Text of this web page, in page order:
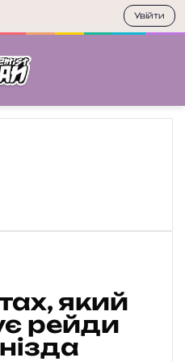
який
рейди
Увійти